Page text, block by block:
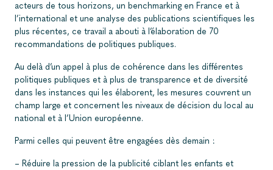
acteurs de tous horizons, un benchmarking en France et à
l’international et une analyse des publications scientifiques les
plus récentes, ce travail a abouti à l’élaboration de 70
recommandations de politiques publiques.
Au delà d’un appel à plus de cohérence dans les différentes
politiques publiques et à plus de transparence et de diversité
dans les instances qui les élaborent, les mesures couvrent un
champ large et concernent les niveaux de décision du local au
national et à l’Union européenne.
Parmi celles qui peuvent être engagées dès demain :
– Réduire la pression de la publicité ciblant les enfants et